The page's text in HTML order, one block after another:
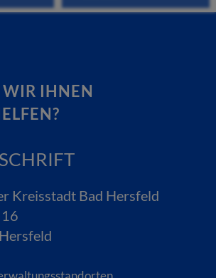
IHNEN
Kreisstadt Bad Hersfeld